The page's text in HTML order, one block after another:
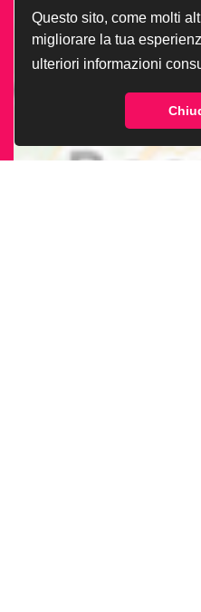
Questo sito, come molti
migliorare la tua
ulteriori informazioni